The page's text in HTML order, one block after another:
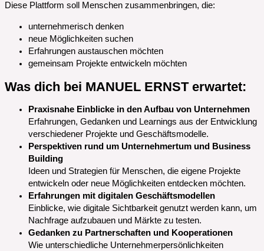
Diese Plattform soll Menschen zusammenbringen, die:
unternehmerisch denken
neue Möglichkeiten suchen
Erfahrungen austauschen möchten
gemeinsam Projekte entwickeln möchten
Was dich bei MANUEL ERNST erwartet:
Praxisnahe Einblicke in den Aufbau von Unternehmen
Erfahrungen, Gedanken und Learnings aus der Entwicklung
verschiedener Projekte und Geschäftsmodelle.
Perspektiven rund um Unternehmertum und Business
Building
Ideen und Strategien für Menschen, die eigene Projekte
entwickeln oder neue Möglichkeiten entdecken möchten.
Erfahrungen mit digitalen Geschäftsmodellen
Einblicke, wie digitale Sichtbarkeit genutzt werden kann, um
Nachfrage aufzubauen und Märkte zu testen.
Gedanken zu Partnerschaften und Kooperationen
Wie unterschiedliche Unternehmerpersönlichkeiten